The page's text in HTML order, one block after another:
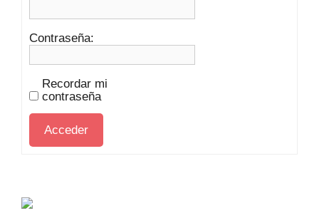
Contraseña:
Recordar mi
contraseña
Acceder